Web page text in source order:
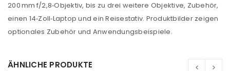
200 mm f/2,8‑Objektiv, bis zu drei weitere Objektive, Zubehör,
einen 14‑Zoll‑Laptop und ein Reisestativ. Produktbilder zeigen
optionales Zubehör und Anwendungsbeispiele.
ÄHNLICHE PRODUKTE